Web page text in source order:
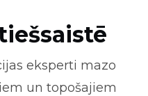
eksperti mazo
un topošajiem